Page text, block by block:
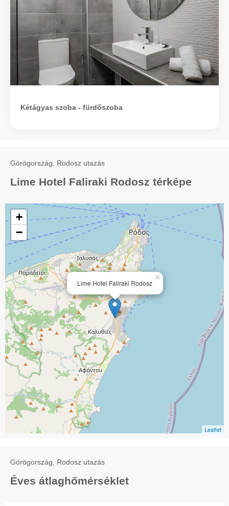
Kétágyas szoba - fürdőszoba
Görögország, Rodosz utazás
Lime Hotel Faliraki Rodosz térképe
Lime Hotel Faliraki Rodosz
×
+
−
Leaflet
Görögország, Rodosz utazás
Éves átlaghőmérséklet